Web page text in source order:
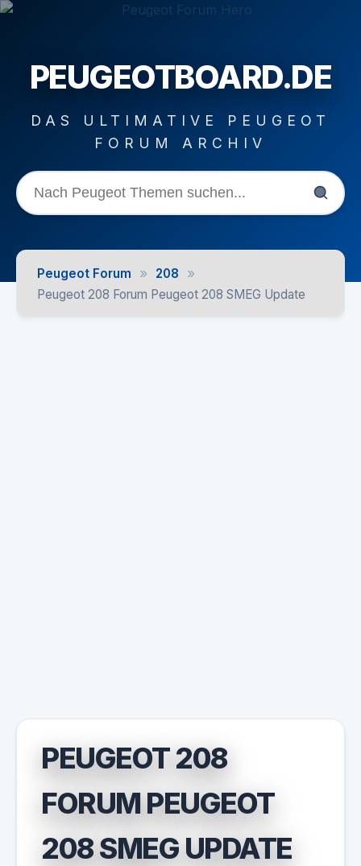
PEUGEOTBOARD.DE
DAS ULTIMATIVE PEUGEOT
FORUM ARCHIV
Peugeot Forum » 208 »
Peugeot 208 Forum Peugeot 208 SMEG Update
PEUGEOT 208
FORUM PEUGEOT
208 SMEG UPDATE